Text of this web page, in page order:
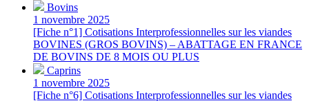
Bovins
1 novembre 2025
[Fiche n°1] Cotisations Interprofessionnelles sur les viandes
BOVINES (GROS BOVINS) – ABATTAGE EN FRANCE
DE BOVINS DE 8 MOIS OU PLUS
Caprins
1 novembre 2025
[Fiche n°6] Cotisations Interprofessionnelles sur les viandes